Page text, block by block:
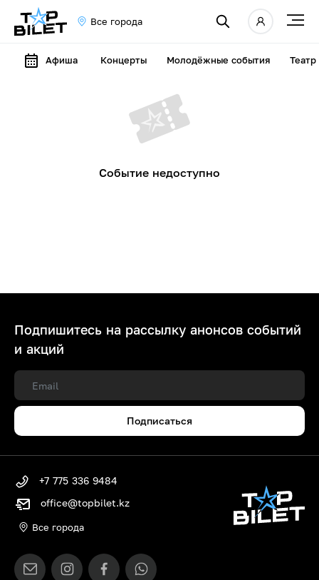
Все города
Афиша Концерты Молодёжные события Театр
Событие недоступно
Подпишитесь на рассылку анонсов событий
и акций
Подписаться
+7 775 336 9484
office@topbilet.kz
Все города